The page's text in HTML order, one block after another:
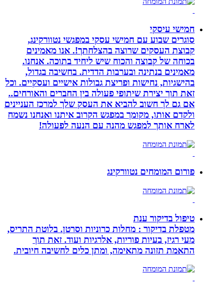
חמישי עיסקי
סוגרים שבוע עם חמישי עסקי במפגשי נטוורקינג,
קבוצת העסקים שרוצה בהצלחתך!. אנו מאמינים
בכוחה של קבוצה והכוח שיש ליחיד בתוכה. אנחנו.
מאמינים בנתינה ובערבות הדדית. בחשיבה בגדול,
בהישגיות, נחישות ופריצת גבולות אישיים ועסקיים. וכל
זאת תוך יצירת שיתופי פעולה בין החברים והאורחים..
אם גם לך חשוב להביא את העסק שלך למרכז העניינים
ולקדם אותו, מקומך במפגש הקרוב איתנו ואנחנו נשמח
לארח אותך למפגש מהנה עם הנעה לפעולה!
פורום המומחים נטוורקינג
טיפול בדיקור ענת
מטפלת בדיקור : מחלות כרוניות וסרטן. בלוטת התריס,
מעי רגיז, בעיות פוריות, אלרגיות ועוד. זאת תוך
התאמת תזונה מתאימה, ומתן כלים לחשיבה חיובית.